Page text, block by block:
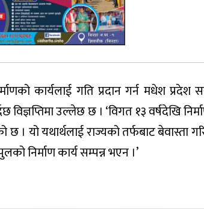
कार्यलाई गति प्रदान गर्न मधेश
उल्लेछ छ । ‘विगत १३ वर्षदेखि
यो यथार्थलाई राज्यको तर्फबाट बेवास्ता
निर्माण कार्य सम्पन्न भएन ।’